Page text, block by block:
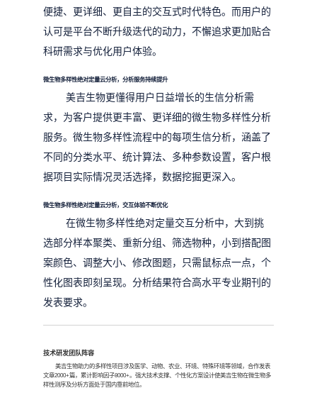
便捷、更详细、更自主的交互式时代特色。而用户的
认可是平台不断升级迭代的动力，不懈追求更加贴合
科研需求与优化用户体验。
微生物多样性绝对定量云分析，分析服务持续提升
美吉生物更懂得用户日益增长的生信分析需
求，为客户提供更丰富、更详细的微生物多样性分析
服务。微生物多样性流程中的每项生信分析，涵盖了
不同的分类水平、统计算法、多种参数设置，客户根
据项目实际情况灵活选择，数据挖掘更深入。
微生物多样性绝对定量云分析，交互体验不断优化
在微生物多样性绝对定量交互分析中，大到挑
选部分样本聚类、重新分组、筛选物种，小到搭配图
案颜色、调整大小、修改图题，只需鼠标点一点，个
性化图表即刻呈现。分析结果符合高水平专业期刊的
发表要求。
技术研发团队阵容
美吉生物助力的多样性项目涉及医学、动物、农业、环境、特殊环境等领域，合作发表
文章2000+篇，累计影响因子8000+。强大技术支撑、个性化方案设计使美吉生物在微生物多
样性测序及分析方面处于国内靠前地位。